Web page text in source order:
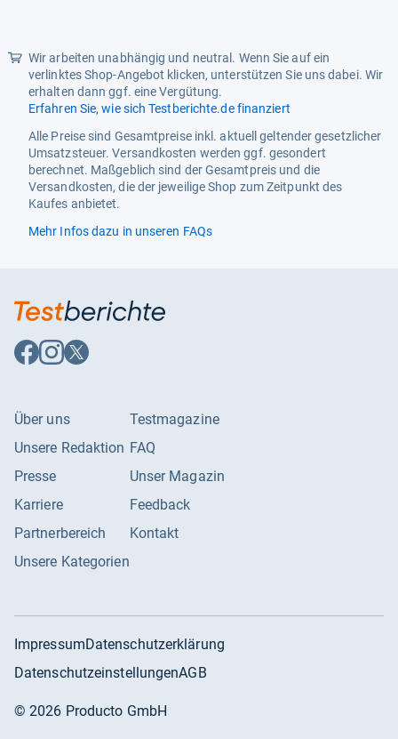
WEEE-Nummer 999
komplette Adresse GPSR
Schnitzer GmbH & Co.
9,77656,Offenburg
Wir arbeiten unabhängig und neutral. Wenn Sie auf ein
verlinktes Shop-Angebot klicken, unterstützen Sie uns dabei. Wir
erhalten dann ggf. eine Vergütung.
Erfahren Sie, wie sich Testberichte.de finanziert
Alle Preise sind Gesamtpreise inkl. aktuell geltender gesetzlicher
Umsatzsteuer. Versandkosten werden ggf. gesondert
berechnet. Maßgeblich sind der Gesamtpreis und die
Versandkosten, die der jeweilige Shop zum Zeitpunkt des
Kaufes anbietet.
Mehr Infos dazu in unseren FAQs
Auf
Facebook
Auf
Instagram
Auf
X
Über uns
Unsere Redaktion
Presse
Karriere
Partnerbereich
Unsere Kategorien
Testmagazine
FAQ
Unser Magazin
Feedback
Kontakt
ImpressumDatenschutzerklärung
DatenschutzeinstellungenAGB
©2026 Producto GmbH